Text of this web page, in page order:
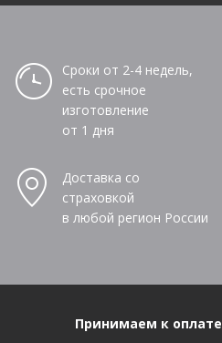
Сроки от 2-4 недель,
есть срочное
изготовление
от 1 дня
Доставка со
страховкой
в любой регион России
Принимаем к оплате